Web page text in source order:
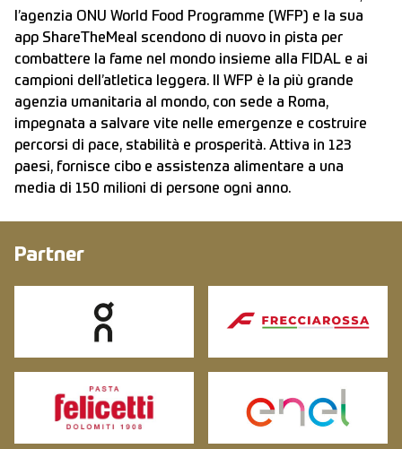
l’agenzia ONU World Food Programme (WFP) e la sua
app ShareTheMeal scendono di nuovo in pista per
combattere la fame nel mondo insieme alla FIDAL e ai
campioni dell’atletica leggera. Il WFP è la più grande
agenzia umanitaria al mondo, con sede a Roma,
impegnata a salvare vite nelle emergenze e costruire
percorsi di pace, stabilità e prosperità. Attiva in 123
paesi, fornisce cibo e assistenza alimentare a una
media di 150 milioni di persone ogni anno.
Partner